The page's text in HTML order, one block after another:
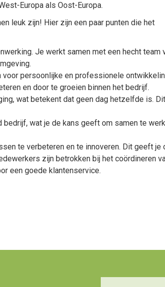
Europa als Oost-Europa.
leuk zijn! Hier zijn een paar punten die het
Je werkt samen met een hecht team
persoonlijke en professionele
en door te groeien binnen het bedrijf.
wat betekent dat geen dag hetzelfde is. Dit
wat je de kans geeft om samen te
te verbeteren en te innoveren. Dit geeft je
zijn betrokken bij het coördineren
een goede klantenservice.